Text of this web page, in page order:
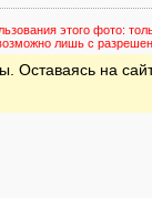
этого фото:
лишь с
Оставаясь на